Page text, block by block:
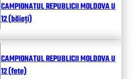
CAMPIONATUL REPUBLICII MOLDOVA U
12 (băieți)
CAMPIONATUL REPUBLICII MOLDOVA U
12 (fete)